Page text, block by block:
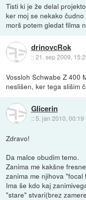
Tisti ki je že delal
ker moj se nekako
morš potem gledat filma
drinovcRok
::21. sep 2009,
Vossloh Schwabe Z 400
neslišen, ker tega slišim
Glicerin
:: 5. jan 2010, 00:19
Zdravo!
Da malce obudim temo.
Zanima me kakšne
zanima me njihova "focal
Ima še kdo kaj
"stare" stvari(brez